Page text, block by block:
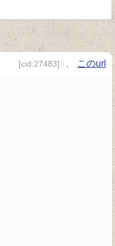
[cid:27483] このurl